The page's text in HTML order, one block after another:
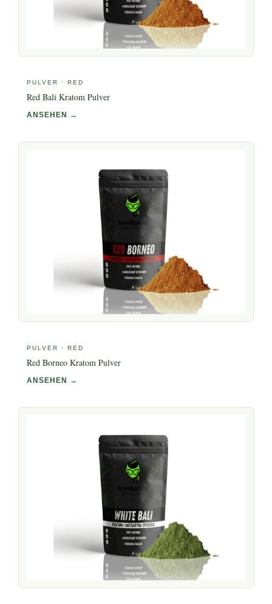
PULVER · RED
Red Bali Kratom Pulver
ANSEHEN →
PULVER · RED
Red Borneo Kratom Pulver
ANSEHEN →